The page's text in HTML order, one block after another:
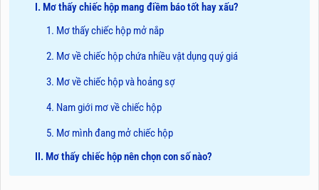
I. Mơ thấy chiếc hộp mang điềm báo tốt hay xấu?
1. Mơ thấy chiếc hộp mở nắp
2. Mơ về chiếc hộp chứa nhiều vật dụng quý giá
3. Mơ về chiếc hộp và hoảng sợ
4. Nam giới mơ về chiếc hộp
5. Mơ mình đang mở chiếc hộp
II. Mơ thấy chiếc hộp nên chọn con số nào?